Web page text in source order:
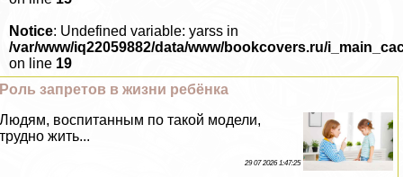
Notice: Undefined variable: yarss in
/var/www/iq22059882/data/www/bookcovers.ru/
on line 19
Роль запретов в жизни ребёнка
Людям, воспитанным по такой модели,
трудно жить...
29 07 2026 1:47:25